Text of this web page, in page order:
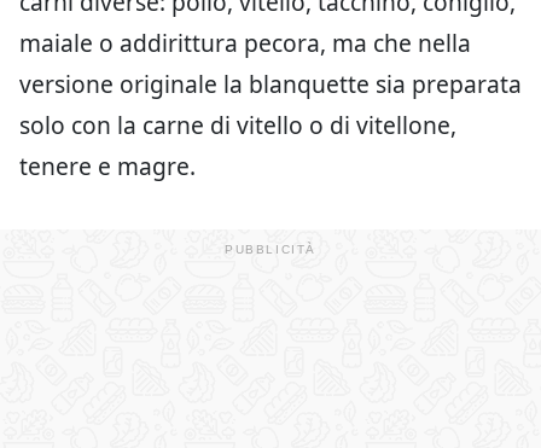
maiale o addirittura pecora, ma che nella
versione originale la blanquette sia preparata
solo con la carne di vitello o di vitellone,
tenere e magre.